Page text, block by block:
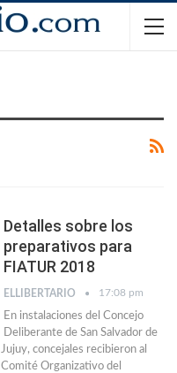
Detalles sobre los
preparativos para
FIATUR 2018
ELLIBERTARIO 17:08 pm
En instalaciones del Concejo
Deliberante de San Salvador de
Jujuy, concejales recibieron al
Comité Organizativo del